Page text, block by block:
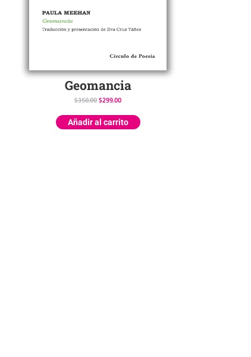
Geomancia
$350.00 $299.00
Añadir al carrito